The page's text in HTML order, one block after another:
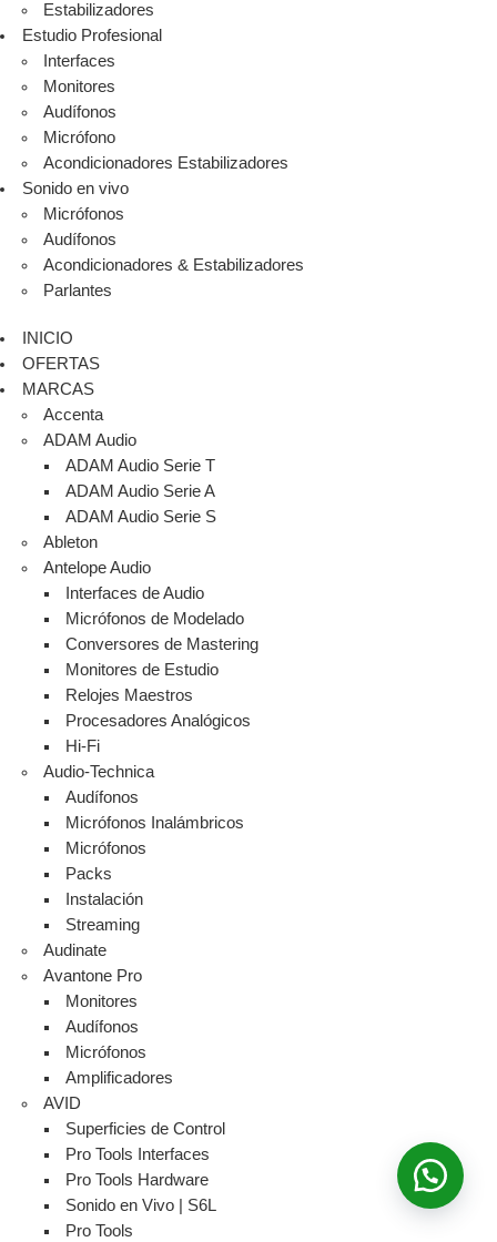
Estabilizadores
Estudio Profesional
Interfaces
Monitores
Audífonos
Micrófono
Acondicionadores Estabilizadores
Sonido en vivo
Micrófonos
Audífonos
Acondicionadores & Estabilizadores
Parlantes
INICIO
OFERTAS
MARCAS
Accenta
ADAM Audio
ADAM Audio Serie T
ADAM Audio Serie A
ADAM Audio Serie S
Ableton
Antelope Audio
Interfaces de Audio
Micrófonos de Modelado
Conversores de Mastering
Monitores de Estudio
Relojes Maestros
Procesadores Analógicos
Hi-Fi
Audio-Technica
Audífonos
Micrófonos Inalámbricos
Micrófonos
Packs
Instalación
Streaming
Audinate
Avantone Pro
Monitores
Audífonos
Micrófonos
Amplificadores
AVID
Superficies de Control
Pro Tools Interfaces
Pro Tools Hardware
Sonido en Vivo | S6L
Pro Tools